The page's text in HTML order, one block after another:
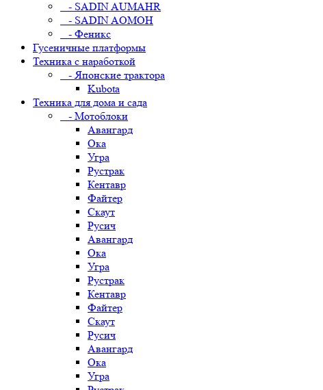
- SADIN AUMAHR
- SADIN AOMOH
- Феникс
Гусеничные платформы
Техника с наработкой
- Японские трактора
Kubota
Техника для дома и сада
- Мотоблоки
Авангард
Ока
Угра
Рустрак
Кентавр
Файтер
Скаут
Русич
Авангард
Ока
Угра
Рустрак
Кентавр
Файтер
Скаут
Русич
Авангард
Ока
Угра